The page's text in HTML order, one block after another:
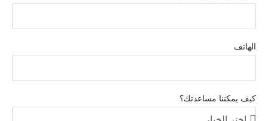
الهاتف
كيف يمكننا مساعدتك؟